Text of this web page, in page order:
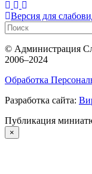
Версия для
© Администрация
2006–2024
Обработка
Разработка сайта:
Публикация
×